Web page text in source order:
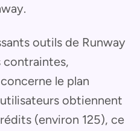
outils de Runway
le plan
obtiennent
(environ 125), ce